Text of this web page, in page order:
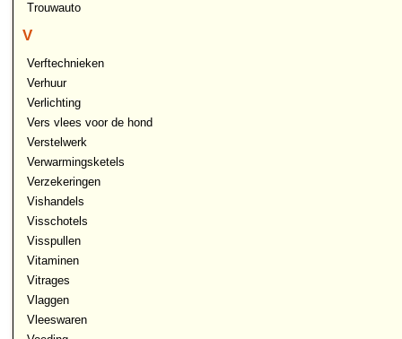
Trouwauto
V
Verftechnieken
Verhuur
Verlichting
Vers vlees voor de hond
Verstelwerk
Verwarmingsketels
Verzekeringen
Vishandels
Visschotels
Visspullen
Vitaminen
Vitrages
Vlaggen
Vleeswaren